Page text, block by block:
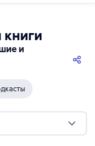
книги
и